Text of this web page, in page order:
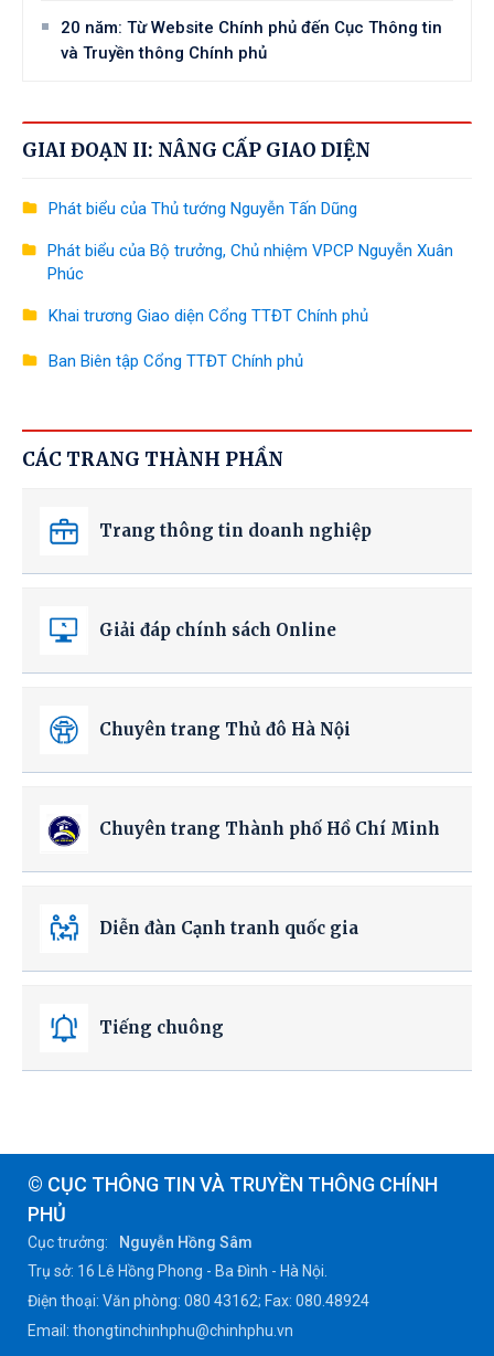
20 năm: Từ Website Chính phủ đến Cục Thông tin
và Truyền thông Chính phủ
GIAI ĐOẠN II: NÂNG CẤP GIAO DIỆN
Phát biểu của Thủ tướng Nguyễn Tấn Dũng
Phát biểu của Bộ trưởng, Chủ nhiệm VPCP Nguyễn Xuân
Phúc
Khai trương Giao diện Cổng TTĐT Chính phủ
Ban Biên tập Cổng TTĐT Chính phủ
CÁC TRANG THÀNH PHẦN
Trang thông tin doanh nghiệp
Giải đáp chính sách Online
Chuyên trang Thủ đô Hà Nội
Chuyên trang Thành phố Hồ Chí Minh
Diễn đàn Cạnh tranh quốc gia
Tiếng chuông
© CỤC THÔNG TIN VÀ TRUYỀN THÔNG CHÍNH
PHỦ
Cục trưởng:
Nguyễn Hồng Sâm
Trụ sở: 16 Lê Hồng Phong - Ba Đình - Hà Nội.
Điện thoại: Văn phòng: 080 43162; Fax: 080.48924
Email: thongtinchinhphu@chinhphu.vn